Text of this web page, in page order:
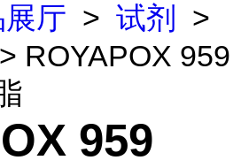
厅 > 试剂 >
> ROYAPOX 959
959